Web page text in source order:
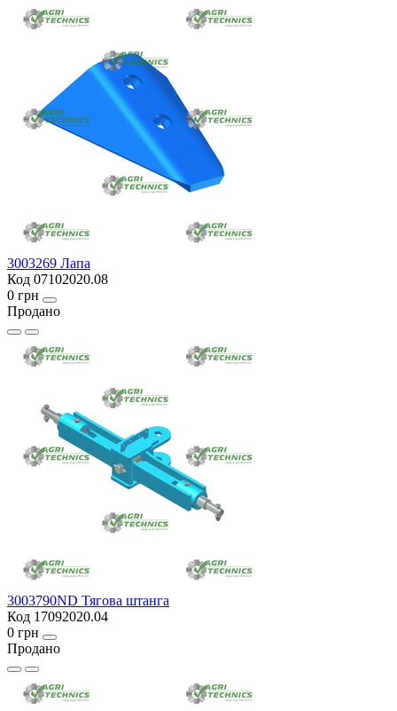
3003269 Лапа
Код 07102020.08
0 грн
Продано
3003790ND Тягова штанга
Код 17092020.04
0 грн
Продано